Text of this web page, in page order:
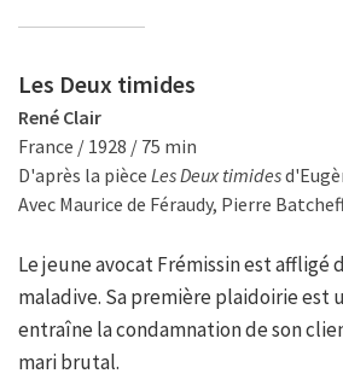
Les Deux timides
René Clair
France / 1928 / 75 min
D'après la pièce Les Deux timides
Avec Maurice de Féraudy, Pierre
Le jeune avocat Frémissin est
maladive. Sa première plaidoirie est
entraîne la condamnation de son
mari brutal.